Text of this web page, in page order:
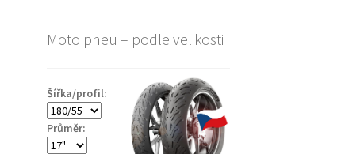
Moto pneu – podle velikosti
Šířka/profil:
Průměr: